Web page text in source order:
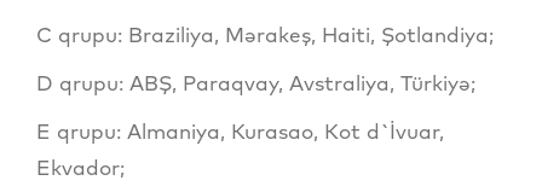
C qrupu: Braziliya, Mərakeş, Haiti, Şotlandiya;
D qrupu: ABŞ, Paraqvay, Avstraliya, Türkiyə;
E qrupu: Almaniya, Kurasao, Kot d`İvuar,
Ekvador;